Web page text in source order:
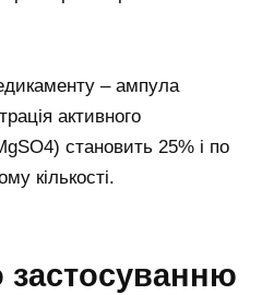
– ампула
активного
становить 25% і по
кількості.
застосуванню